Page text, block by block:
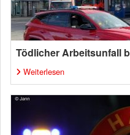
Tödlicher Arbeitsunfall
Weiterlesen